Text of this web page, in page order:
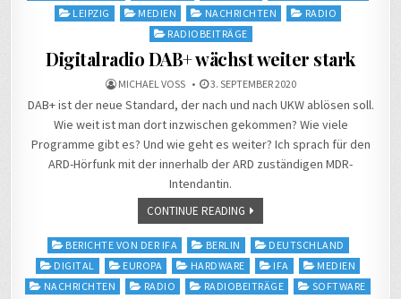
LEIPZIG
MEDIEN NACHRICHTEN
RADIO
RADIOBEITRÄGE
Digitalradio DAB+ wächst weiter stark
MICHAEL VOSS 3. SEPTEMBER 2020
DAB+ ist der neue Standard, der nach und nach UKW ablösen soll.
Wie weit ist man dort inzwischen gekommen? Wie viele
Programme gibt es? Und wie geht es weiter? Ich sprach für den
ARD-Hörfunk mit der innerhalb der ARD zuständigen MDR-
Intendantin.
CONTINUE READING
Posted
in
BERICHTE VON DER IFA BERLIN
DEUTSCHLAND
DIGITAL
EUROPA HARDWARE IFA
MEDIEN
NACHRICHTEN
RADIO RADIOBEITRÄGE
SOFTWARE